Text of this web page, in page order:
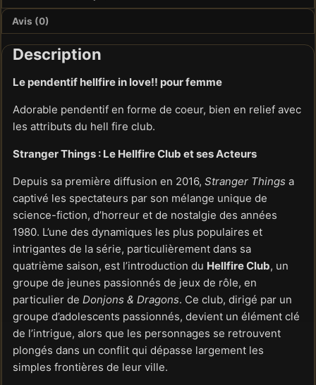
Avis (0)
Description
Le pendentif hellfire in love!! pour femme
Adorable pendentif en forme de coeur, bien en relief avec
les attributs du hell fire club.
Stranger Things : Le Hellfire Club et ses Acteurs
Depuis sa première diffusion en 2016, Stranger Things a
captivé les spectateurs par son mélange unique de
science-fiction, d’horreur et de nostalgie des années
1980. L’une des dynamiques les plus populaires et
intrigantes de la série, particulièrement dans sa
quatrième saison, est l’introduction du Hellfire Club, un
groupe de jeunes passionnés de jeux de rôle, en
particulier de Donjons & Dragons. Ce club, dirigé par un
groupe d’adolescents passionnés, devient un élément clé
de l’intrigue, alors que les personnages se retrouvent
plongés dans un conflit qui dépasse largement les
simples frontières de leur ville.